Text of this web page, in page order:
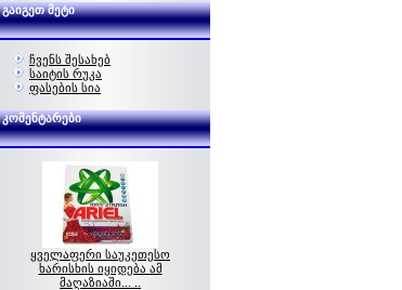
გაიგეთ მეტი
ჩვენს შესახებ
საიტის რუკა
ფასების სია
კომენტარები
ყველაფერი საუკეთესო
ხარისხის იყიდება ამ
მაღაზიაში... ..